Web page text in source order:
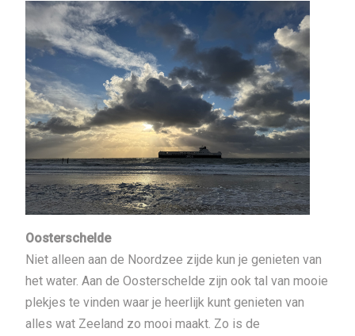
Oosterschelde
Niet alleen aan de Noordzee zijde kun je genieten van
het water. Aan de Oosterschelde zijn ook tal van mooie
plekjes te vinden waar je heerlijk kunt genieten van
alles wat Zeeland zo mooi maakt. Zo is de